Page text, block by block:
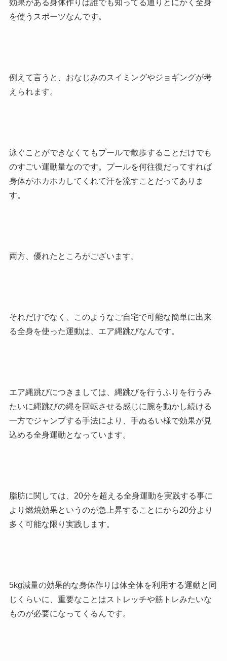
効果がある身体作りは誰でも知ってる通りとにかく全身
を使うスポーツなんです。
例えて言うと、おなじみのスイミングやジョギングが考
えられます。
泳ぐことができなくてもプールで散歩することだけでも
のすごい運動量なのです。プールを何往復だってすれば
身体がホカホカしてくれて汗を流すことだってありま
す。
両方、優れたところがございます。
それだけでなく、このようなご自宅で可能な簡単に出来
る全身を使った運動は、エア縄跳びなんです。
エア縄跳びにつきましては、縄跳びを行うふりを行うみ
たいに縄跳びの縄を回転させる感じに腕を動かし続ける
一方でジャンプする手法により、手ぬるい様で効果が見
込める全身運動となっています。
脂肪に関しては、20分を超える全身運動を実践する事に
より燃焼効果というのが急上昇することにから20分より
多く可能な限り実践します。
5kg減量の効果的な身体作りは体全体を利用する運動と同
じくらいに、重要なことはストレッチや筋トレみたいな
ものが必要になってくるんです。